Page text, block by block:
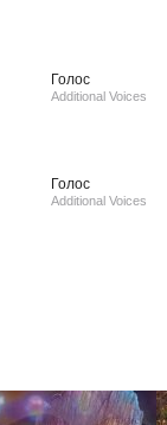
Голос
Additional Voices
Голос
Additional Voices